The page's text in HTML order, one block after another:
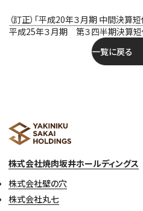
投
稿
（訂正）「平成20年３月期 中間決算
平成25年３月期 第３四半期決算短信
一覧に戻る
株式会社焼肉坂井ホールディングス
株式会社壁の穴
株式会社丸七